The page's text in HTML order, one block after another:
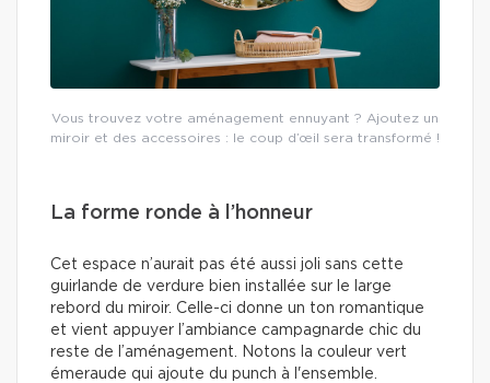
Vous trouvez votre aménagement ennuyant ? Ajoutez un
miroir et des accessoires : le coup d’œil sera transformé !
La forme ronde à l’honneur
Cet espace n’aurait pas été aussi joli sans cette
guirlande de verdure bien installée sur le large
rebord du miroir. Celle-ci donne un ton romantique
et vient appuyer l’ambiance campagnarde chic du
reste de l’aménagement. Notons la couleur vert
émeraude qui ajoute du punch à l'ensemble.